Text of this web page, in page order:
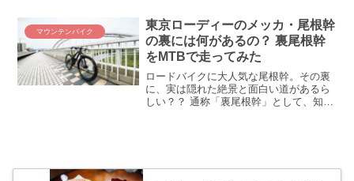
にとって、荒サイの向かい風は本当に最
高だな(≧∇≦)
マウンテンバイク
東京ローディーのメッカ・尾根幹
の裏には何があるの？ 裏尾根幹
をMTBで走ってみた
ロードバイクに大人気な尾根幹。その裏
に、実は隠れた絶景と面白い道があるら
しい？？ 通称「裏尾根幹」として、知る